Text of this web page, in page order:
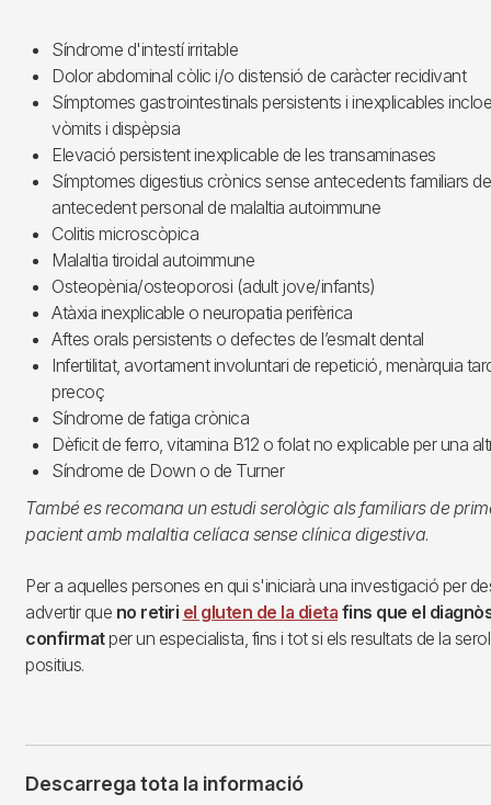
Síndrome d'intestí irritable
Dolor abdominal còlic i/o distensió de caràcter recidivant
Símptomes gastrointestinals persistents i inexplicables
vòmits i dispèpsia
Elevació persistent inexplicable de les transaminases
Símptomes digestius crònics sense antecedents familiars
antecedent personal de malaltia autoimmune
Colitis microscòpica
Malaltia tiroidal autoimmune
Osteopènia/osteoporosi (adult jove/infants)
Atàxia inexplicable o neuropatia perifèrica
Aftes orals persistents o defectes de l’esmalt dental
Infertilitat, avortament involuntari de repetició, menàrquia
precoç
Síndrome de fatiga crònica
Dèficit de ferro, vitamina B12 o folat no explicable per una
Síndrome de Down o de Turner
També es recomana un estudi serològic als familiars de
pacient amb malaltia celíaca sense clínica digestiva.
Per a aquelles persones en qui s'iniciarà una investigació per
advertir que no retiri el gluten de la dieta fins que el
confirmatper un especialista, fins i tot si els resultats de la
positius.
Descarrega tota la informació